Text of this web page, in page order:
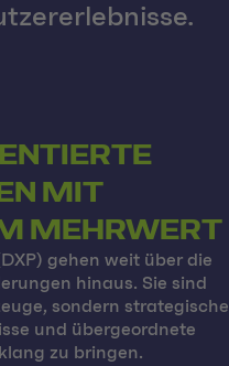
MIT
MEHRWERT
gehen weit über die
hinaus. Sie sind
sondern strategische
und übergeordnete
zu bringen.